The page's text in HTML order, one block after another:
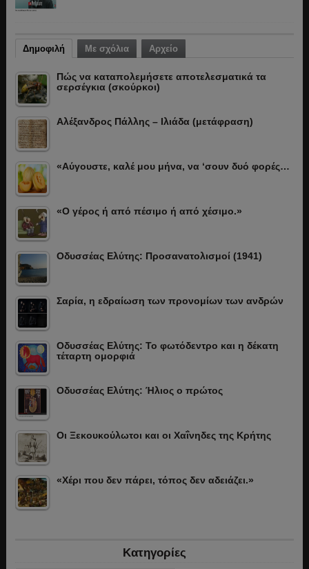
Δημοφιλή Με σχόλια Αρχείο
Πώς να καταπολεμήσετε αποτελεσματικά τα
σερσέγκια (σκούρκοι)
Αλέξανδρος Πάλλης – Ιλιάδα (μετάφραση)
«Αύγουστε, καλέ μου μήνα, να ‘σουν δυό φορές…
«Ο γέρος ή από πέσιμο ή από χέσιμο.»
Οδυσσέας Ελύτης: Προσανατολισμοί (1941)
Σαρία, η εδραίωση των προνομίων των ανδρών
Οδυσσέας Ελύτης: Το φωτόδεντρο και η δέκατη
τέταρτη ομορφιά
Οδυσσέας Ελύτης: Ήλιος ο πρώτος
Οι Ξεκουκούλωτοι και οι Χαΐνηδες της Κρήτης
«Χέρι που δεν πάρει, τόπος δεν αδειάζει.»
Κατηγορίες